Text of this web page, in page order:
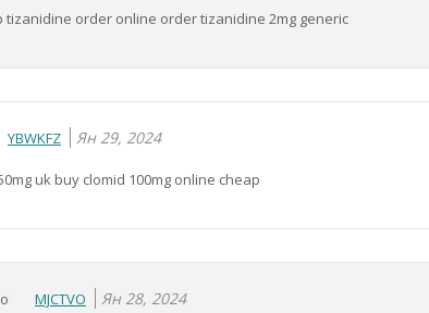
order online order tizanidine 2mg generic
YBWKFZ Ян 29, 2024
uk buy clomid 100mg online cheap
MJCTVO Ян 28, 2024